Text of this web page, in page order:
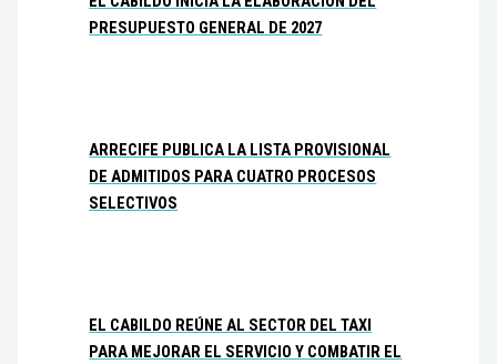
PRESUPUESTO GENERAL DE 2027
ARRECIFE PUBLICA LA LISTA PROVISIONAL
DE ADMITIDOS PARA CUATRO PROCESOS
SELECTIVOS
EL CABILDO REÚNE AL SECTOR DEL TAXI
PARA MEJORAR EL SERVICIO Y COMBATIR EL